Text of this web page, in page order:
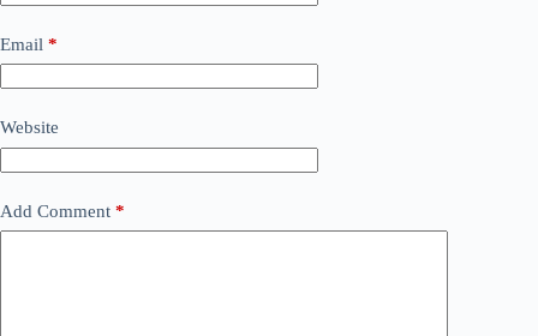
Email *
Website
Add Comment *